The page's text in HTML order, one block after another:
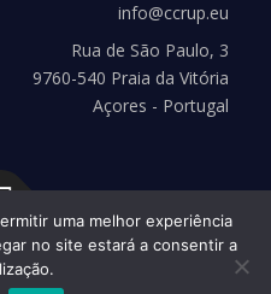
info@ccrup.eu
Rua de São Paulo, 3
9760-540 Praia da Vitória
Açores - Portugal
Tema OnePresshecho por
uma melhor experiência
no site estará a consentir a